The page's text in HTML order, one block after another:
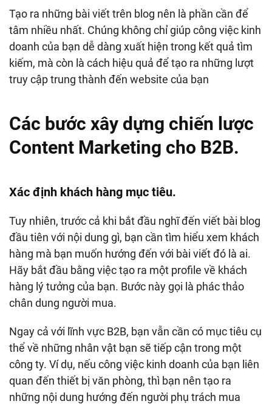
Tạo ra những bài viết trên blog nên là phần cần để
tâm nhiều nhất. Chúng không chỉ giúp công việc kinh
doanh của bạn dễ dàng xuất hiện trong kết quả tìm
kiếm, mà còn là cách hiệu quả để tạo ra những lượt
truy cập trung thành đến website của bạn
Các bước xây dựng chiến lược
Content Marketing cho B2B.
Xác định khách hàng mục tiêu.
Tuy nhiên, trước cả khi bắt đầu nghĩ đến viết bài blog
đầu tiên với nội dung gì, bạn cần tìm hiểu xem khách
hàng mà bạn muốn hướng đến với bài viết đó là ai.
Hãy bắt đầu bằng việc tạo ra một profile về khách
hàng lý tưởng của bạn. Bước này gọi là phác thảo
chân dung người mua.
Ngay cả với lĩnh vực B2B, bạn vẫn cần có mục tiêu cụ
thể về những nhân vật bạn sẽ tiếp cận trong một
công ty. Ví dụ, nếu công việc kinh doanh của bạn liên
quan đến thiết bị văn phòng, thì bạn nên tạo ra
những nội dung hướng đến người phụ trách mua